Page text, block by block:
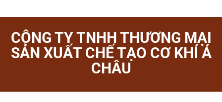
CÔNG TY TNHH THƯƠNG MẠI
SẢN XUẤT CHẾ TẠO CƠ KHÍ Á
CHÂU